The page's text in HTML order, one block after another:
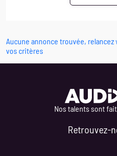
Aucune annonce trouvée,
vos critères
Nos talents sont
Retrouvez-